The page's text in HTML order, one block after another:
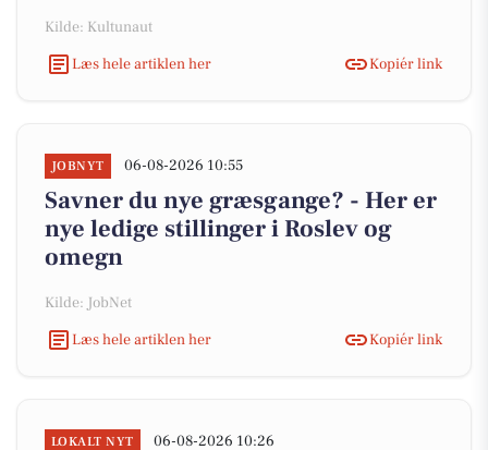
Kilde: Kultunaut
Læs hele artiklen her
Kopiér link
JOBNYT 06-08-2026 10:55
Savner du nye græsgange? - Her er
nye ledige stillinger i Roslev og
omegn
Kilde: JobNet
Læs hele artiklen her
Kopiér link
LOKALT NYT 06-08-2026 10:26